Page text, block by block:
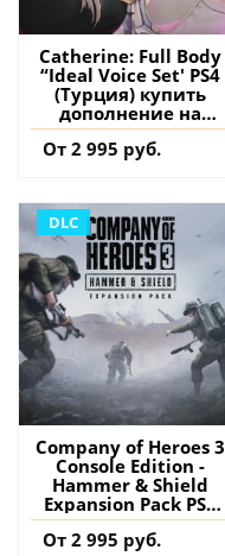
Catherine: Full Body
“Ideal Voice Set' PS4
(Турция) купить
дополнение на
аккаунт
От 2 995 руб.
DLC
Company of Heroes 3
Console Edition -
Hammer & Shield
Expansion Pack PS5
(Турция) купить
дополнение на
От 2 995 руб.